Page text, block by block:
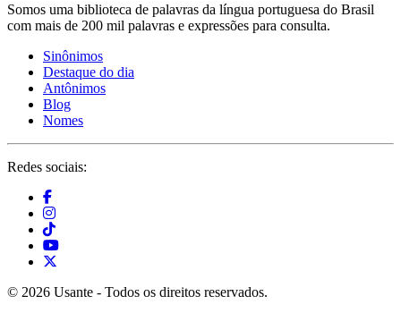
Somos uma biblioteca de palavras da língua portuguesa do Brasil
com mais de 200 mil palavras e expressões para consulta.
Sinônimos
Destaque do dia
Antônimos
Blog
Nomes
Redes sociais:
© 2026 Usante - Todos os direitos reservados.